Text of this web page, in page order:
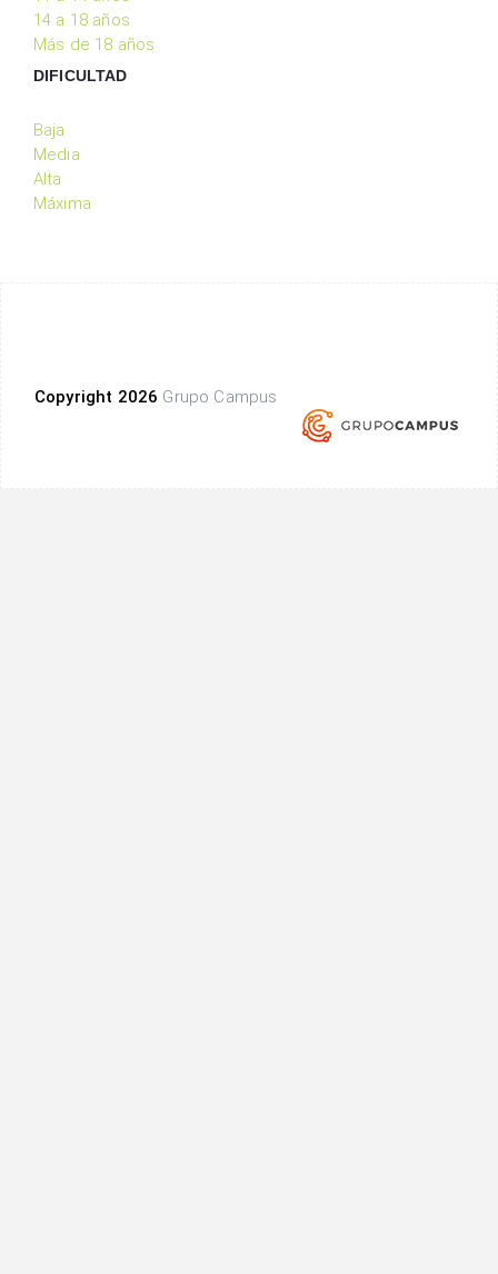
14 a 18 años
Más de 18 años
DIFICULTAD
Baja
Media
Alta
Máxima
Copyright 2026 Grupo Campus